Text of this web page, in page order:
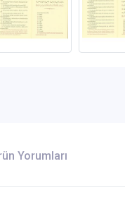
Yorumları